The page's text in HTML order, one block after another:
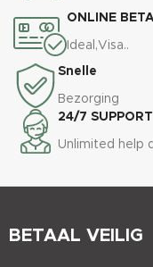
ONLINE
Ideal,Visa..
Snelle
Bezorging
24/7 SUPPORT
Unlimited help
BETAAL VEILIG